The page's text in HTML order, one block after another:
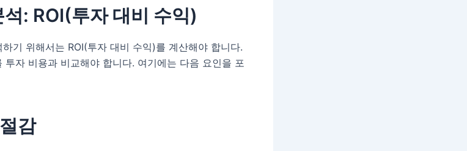
: ROI(투자 대비 수익)
기 위해서는 ROI(투자 대비 수익)를 계산해야 합니다.
투자 비용과 비교해야 합니다. 여기에는 다음 요인을 포
감